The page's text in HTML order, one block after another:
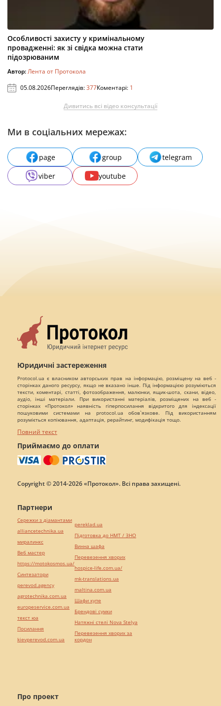
Особливості захисту у кримінальному
провадженні: як зі свідка можна стати
підозрюваним
Автор:Лента от Протокола
05.08.2026Переглядів:377Коментарі: 1
Дивитись всі відео консультації
Ми в соціальних мережах:
page group
telegram
viber
youtube
Юридичні застереження
Protocol.ua є власником авторських прав на інформацію, розміщену на веб -
сторінках даного ресурсу, якщо не вказано інше. Під інформацією розуміються
тексти, коментарі, статті, фотозображення, малюнки, ящик-шота, скани, відео,
аудіо, інші матеріали. При використанні матеріалів, розміщених на веб -
сторінках «Протокол» наявність гіперпосилання відкритого для індексації
пошуковими системами на protocol.ua обов`язкове. Під використанням
розуміється копіювання, адаптація, рерайтинг, модифікація тощо.
Повний текст
Приймаємо до оплати
Copyright © 2014-2026 «Протокол». Всі права захищені.
Про проект
Партнери
Сережки з діамантами
alliancetechnika.ua
миралинкс
Веб мастер
https://motokosmos.ua/
Синтезатори
perevod.agency
agrotechnika.com.ua
europeservice.com.ua
текст юа
Посилання
kievperevod.com.ua
pereklad.ua
Підготовка до НМТ / ЗНО
Винна шафа
Перевезення хворих
hospice-life.com.ua/
mk-translations.ua
maltina.com.ua
Шафи купе
Брендові сумки
Натяжні стелі Nova Stelya
Перевезення хворих за
кордон